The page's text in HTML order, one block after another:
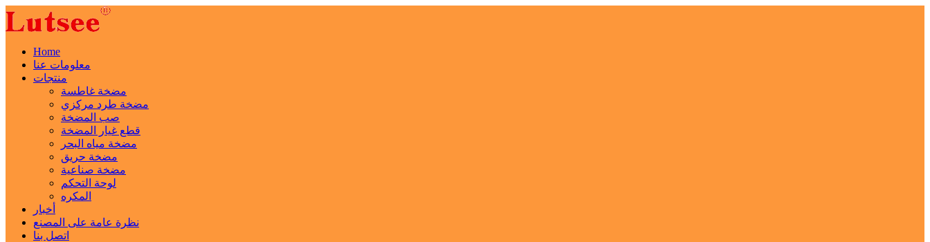
Home
معلومات عنا
منتجات
مضخة غاطسة
مضخة طرد مركزي
صب المضخة
قطع غيار المضخة
مضخة مياه البحر
مضخة حريق
مضخة صناعية
لوحة التحكم
المكره
أخبار
نظرة عامة على المصنع
اتصل بنا